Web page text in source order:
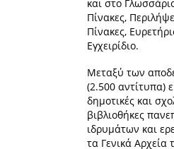
και στο
Πίνακες,
Πίνακες,
Εγχειρίδιο.
Μεταξύ των
(2.500 αντίτυπα)
δημοτικές και
βιβλιοθήκες
ιδρυμάτων και
τα Γενικά Αρχεία